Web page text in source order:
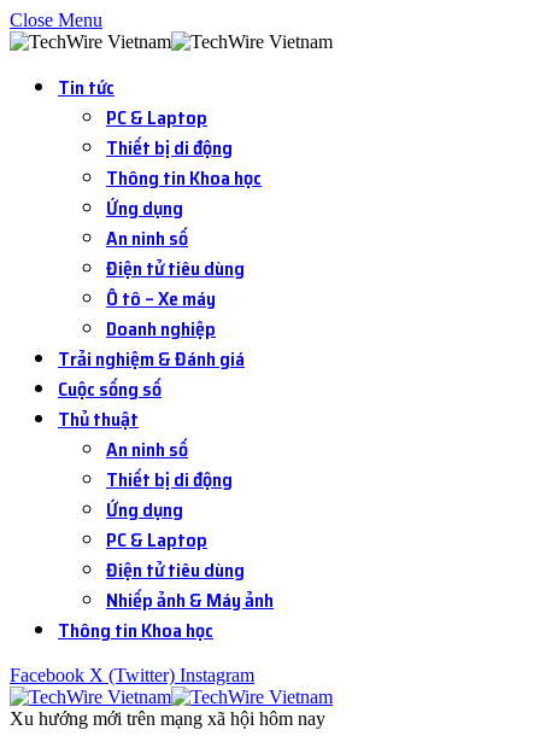
Close Menu
Tin tức
PC & Laptop
Thiết bị di động
Thông tin Khoa học
Ứng dụng
An ninh số
Điện tử tiêu dùng
Ô tô – Xe máy
Doanh nghiệp
Trải nghiệm & Đánh giá
Cuộc sống số
Thủ thuật
An ninh số
Thiết bị di động
Ứng dụng
PC & Laptop
Điện tử tiêu dùng
Nhiếp ảnh & Máy ảnh
Thông tin Khoa học
Facebook X (Twitter) Instagram
Xu hướng mới trên mạng xã hội hôm nay